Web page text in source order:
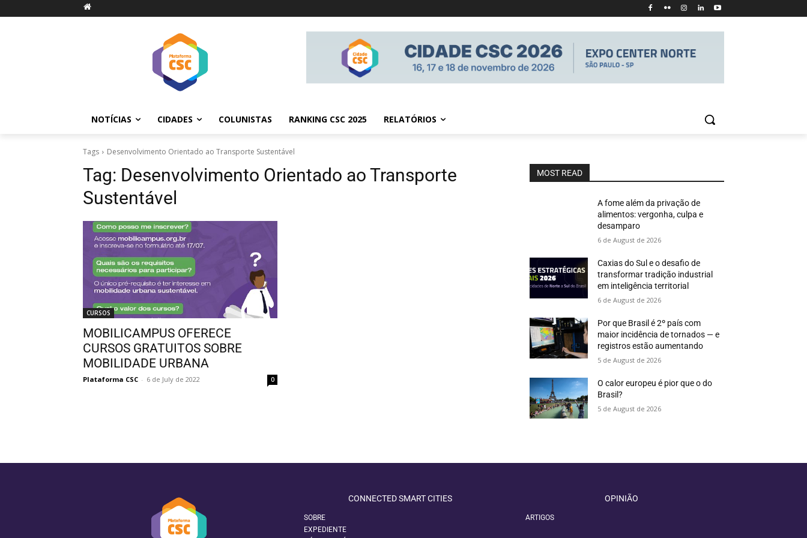
NOTÍCIAS CIDADES COLUNISTAS RANKING CSC 2025 RELATÓRIOS
Tags Desenvolvimento Orientado ao Transporte Sustentável
Tag: Desenvolvimento Orientado ao Transporte
Sustentável
CURSOS
MOBILICAMPUS OFERECE
CURSOS GRATUITOS SOBRE
MOBILIDADE URBANA
Plataforma CSC - 6 de July de 2022 0
MOST READ
A fome além da privação de
alimentos: vergonha, culpa e
desamparo
6 de August de 2026
Caxias do Sul e o desafio de
transformar tradição industrial
em inteligência territorial
6 de August de 2026
Por que Brasil é 2º país com
maior incidência de tornados — e
registros estão aumentando
5 de August de 2026
O calor europeu é pior que o do
Brasil?
5 de August de 2026
CONNECTED SMART CITIES
SOBRE
EXPEDIENTE
OPINIÃO
ARTIGOS